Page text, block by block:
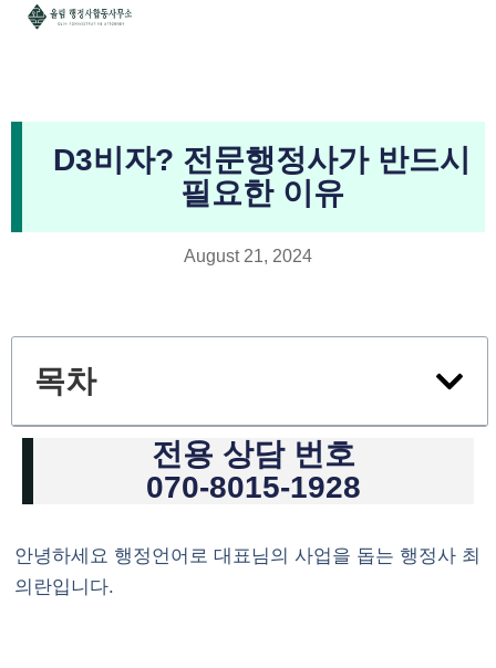
D3비자? 전문행정사가 반드시
필요한 이유
August 21, 2024
목차
전용 상담 번호
070-8015-1928
안녕하세요 행정언어로 대표님의 사업을 돕는 행정사 최
의란입니다.